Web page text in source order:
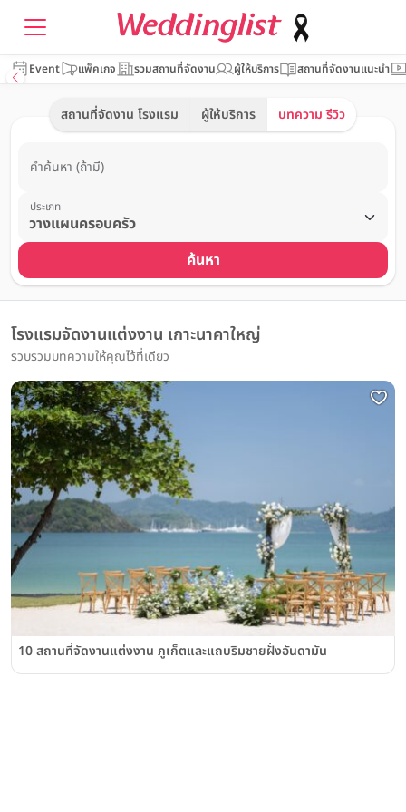
Event แพ็คเกจ รวมสถานที่จัดงาน ผู้ให้บริการ สถานที่จัดงานแนะนำ
สถานที่จัดงาน โรงแรม ผู้ให้บริการ บทความ รีวิว
คำค้นหา (ถ้ามี)
ประเภท
ค้นหา
โรงแรมจัดงานแต่งงาน เกาะนาคาใหญ่
รวบรวมบทความให้คุณไว้ที่เดียว
10 สถานที่จัดงานแต่งงาน ภูเก็ตและแถบริมชายฝั่งอันดามัน